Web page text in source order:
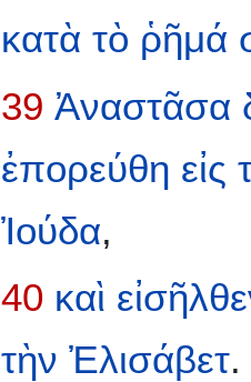
κατὰ τὸ ῥῆμά
39 Ἀναστᾶσα
ἐπορεύθη εἰς
Ἰούδα,
40 καὶ
τὴν Ἐλισάβετ.